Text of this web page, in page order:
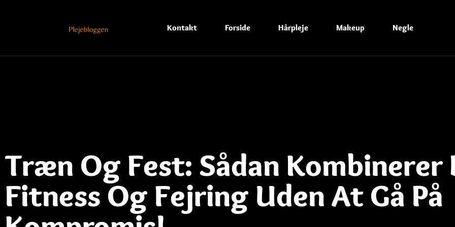
Kontakt Forside Hårpleje Makeup Negle
Træn Og Fest: Sådan Kombinerer
Fitness Og Fejring Uden At Gå På